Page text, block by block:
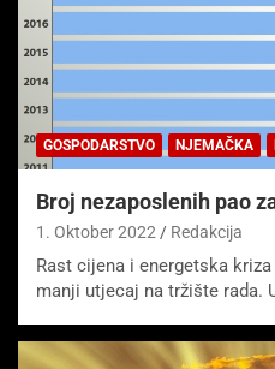
GOSPODARSTVO NJEMAČKA
Broj nezaposlenih pao
1. Oktober 2022 Redakcija
Rast cijena i energetska
manji utjecaj na tržište rada.